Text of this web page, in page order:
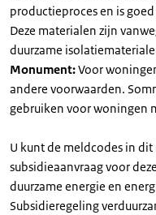
productieproces en is
Deze materialen zijn
duurzame
Monument:Voor
andere voorwaarden.
gebruiken voor woningen
U kunt de meldcodes in
subsidieaanvraag voor
duurzame energie en
Subsidieregeling